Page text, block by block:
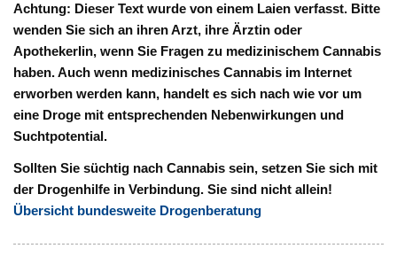
Achtung: Dieser Text wurde von einem Laien verfasst. Bitte
wenden Sie sich an ihren Arzt, ihre Ärztin oder
ApothekerIin, wenn Sie Fragen zu medizinischem Cannabis
haben. Auch wenn medizinisches Cannabis im Internet
erworben werden kann, handelt es sich nach wie vor um
eine Droge mit entsprechenden Nebenwirkungen und
Suchtpotential.
Sollten Sie süchtig nach Cannabis sein, setzen Sie sich mit
der Drogenhilfe in Verbindung. Sie sind nicht allein!
Übersicht bundesweite Drogenberatung